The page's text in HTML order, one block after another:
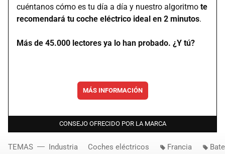
cuéntanos cómo es tu día a día y nuestro algoritmo te
recomendará tu coche eléctrico ideal en 2 minutos.
Más de 45.000 lectores ya lo han probado. ¿Y tú?
MÁS INFORMACIÓN
CONSEJO OFRECIDO POR LA MARCA
TEMAS Industria Coches eléctricos Francia